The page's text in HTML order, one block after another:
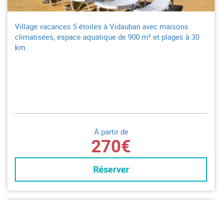
Village vacances 5 étoiles à Vidauban avec maisons
climatisées, espace aquatique de 900 m² et plages à 30
km.
À partir de
270€
Réserver